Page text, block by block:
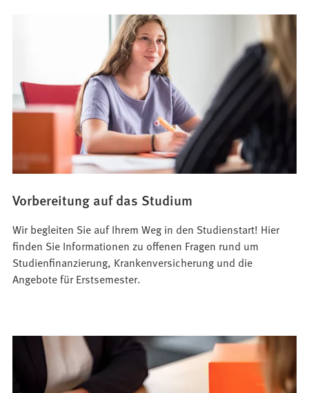
Vorbereitung auf das Studium
Wir begleiten Sie auf Ihrem Weg in den Studienstart! Hier
finden Sie Informationen zu offenen Fragen rund um
Studienfinanzierung, Krankenversicherung und die
Angebote für Erstsemester.